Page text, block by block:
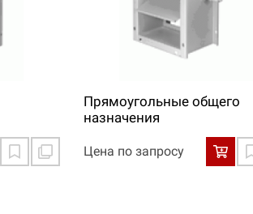
Прямоугольные общего
назначения
Цена по запросу